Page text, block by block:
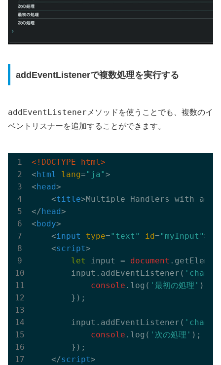
addEventListenerで複数処理を実行する
addEventListener メソッドを使うことでも、複数のイ
ベントリスナーを追加することができます。
<!DOCTYPE html>
< html lang="ja">
< head>
<title>Multiple Handlers with
</ head>
< body>
<input type="text" id="myInput">
<script>
let
input = document
        input.addEventListener(
console .log( '最初の処理' );
        });
        input.addEventListener(
console .log( '次の処理' );
        });
</script>